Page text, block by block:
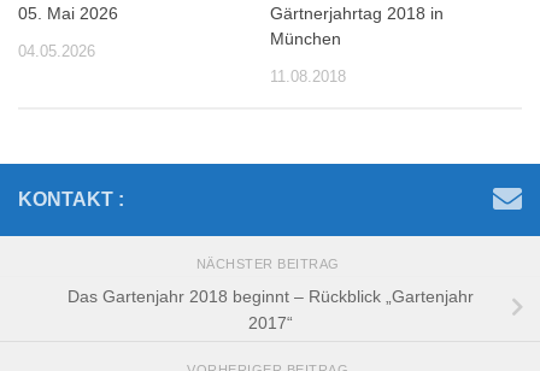
05. Mai 2026
04.05.2026
Gärtnerjahrtag 2018 in
München
11.08.2018
KONTAKT :
NÄCHSTER BEITRAG
Das Gartenjahr 2018 beginnt – Rückblick „Gartenjahr
2017“